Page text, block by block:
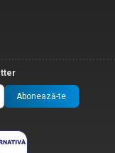
Abonează-te